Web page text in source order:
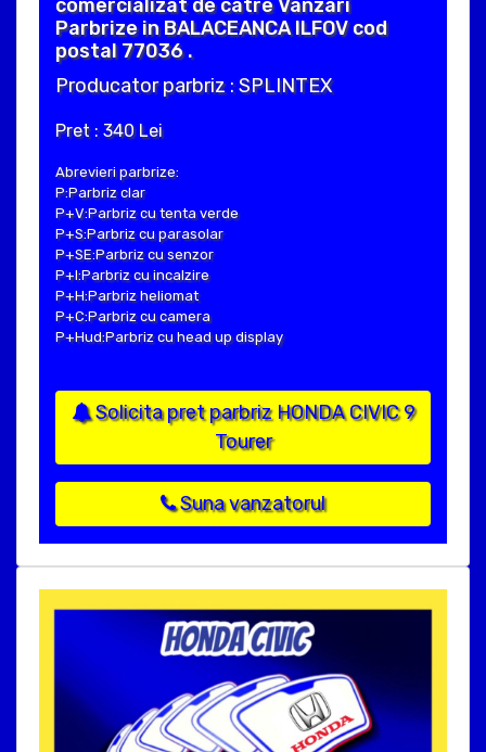
comercializat de catre Vanzari
Parbrize in BALACEANCA ILFOV cod
postal 77036 .
Producator parbriz : SPLINTEX
Pret : 340 Lei
Abrevieri parbrize:
P:Parbriz clar
P+V:Parbriz cu tenta verde
P+S:Parbriz cu parasolar
P+SE:Parbriz cu senzor
P+I:Parbriz cu incalzire
P+H:Parbriz heliomat
P+C:Parbriz cu camera
P+Hud:Parbriz cu head up display
Solicita pret parbriz HONDA CIVIC 9
Tourer
Suna vanzatorul